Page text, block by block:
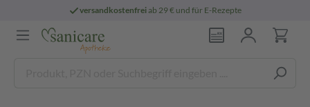
versandkostenfreiab 29 € und für E-Rezepte